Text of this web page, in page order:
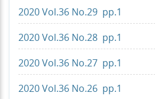
2020 Vol.36 No.29 pp.1
2020 Vol.36 No.28 pp.1
2020 Vol.36 No.27 pp.1
2020 Vol.36 No.26 pp.1